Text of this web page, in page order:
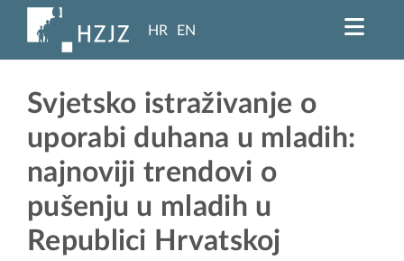
HR EN
Svjetsko istraživanje o
uporabi duhana u mladih:
najnoviji trendovi o
pušenju u mladih u
Republici Hrvatskoj